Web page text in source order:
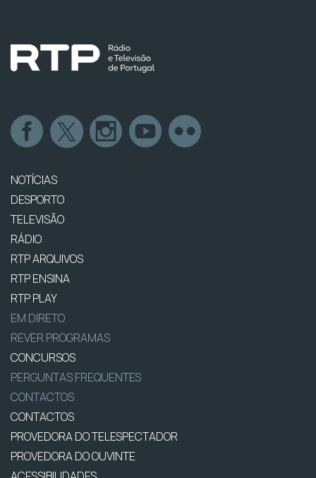
NOTÍCIAS
DESPORTO
TELEVISÃO
RÁDIO
RTP ARQUIVOS
RTP ENSINA
RTP PLAY
EM DIRETO
REVER PROGRAMAS
CONCURSOS
PERGUNTAS FREQUENTES
CONTACTOS
CONTACTOS
PROVEDORA DO TELESPECTADOR
PROVEDORA DO OUVINTE